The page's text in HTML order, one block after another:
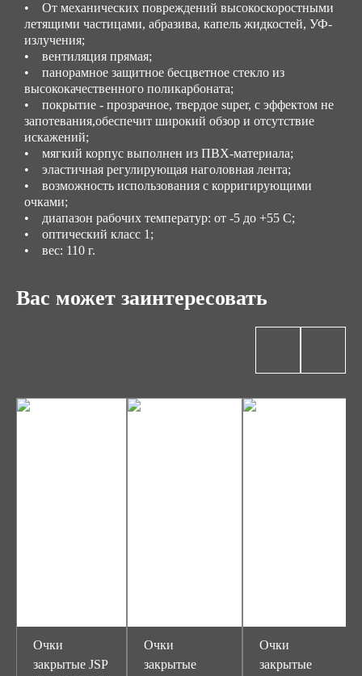
• От механических повреждений высокоскоростными
летящими частицами, абразива, капель жидкостей, УФ-
излучения;
• вентиляция прямая;
• панорамное защитное бесцветное стекло из
высококачественного поликарбоната;
• покрытие - прозрачное, твердое super, с эффектом не
запотевания,обеспечит широкий обзор и отсутствие
искажений;
• мягкий корпус выполнен из ПВХ-материала;
• эластичная регулирующая наголовная лента;
• возможность использования с корригирующими
очками;
• диапазон рабочих температур: от -5 до +55 С;
• оптический класс 1;
• вес: 110 г.
Вас может заинтересовать
Очки
закрытые JSP
Очки
закрытые
Очки
закрытые